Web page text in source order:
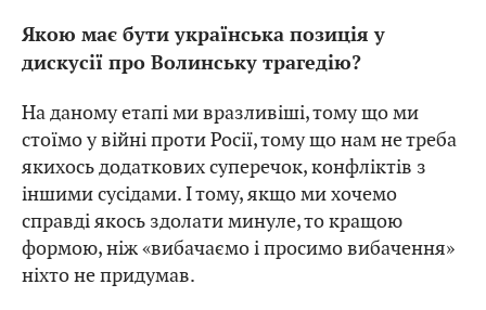
Якою має бути українська позиція у
дискусії про Волинську трагедію?
На даному етапі ми вразливіші, тому що ми
стоїмо у війні проти Росії, тому що нам не треба
якихось додаткових суперечок, конфліктів з
іншими сусідами. І тому, якщо ми хочемо
справді якось здолати минуле, то кращою
формою, ніж «вибачаємо і просимо вибачення»
ніхто не придумав.